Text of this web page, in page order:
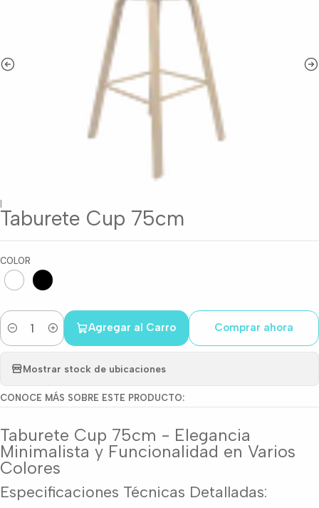
|
Taburete Cup 75cm
COLOR
Cantidad
Agregar al Carro Comprar ahora
Mostrar stock de ubicaciones
CONOCE MÁS SOBRE ESTE PRODUCTO:
Taburete Cup 75cm - Elegancia
Minimalista y Funcionalidad en Varios
Colores
Especificaciones Técnicas Detalladas: